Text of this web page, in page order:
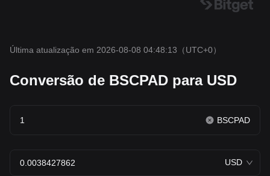
Última atualização em 2026-08-08 04:48:13 （UTC+0）
Conversão de BSCPAD para USD
BSCPAD
USD